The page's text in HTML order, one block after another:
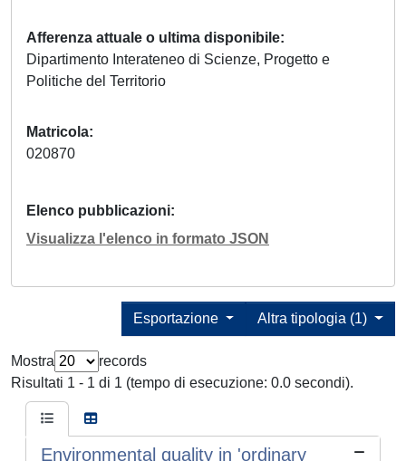
Afferenza attuale o ultima disponibile
Dipartimento Interateneo di Scienze, Progetto e
Politiche del Territorio
Matricola
020870
Elenco pubblicazioni
Visualizza l'elenco in formato JSON
Altra tipologia (1)
Esportazione
Mostra
records
Risultati 1 - 1 di 1 (tempo di esecuzione: 0.0 secondi).
Environmental quality in 'ordinary